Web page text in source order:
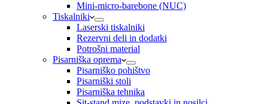
Mini-micro-barebone (NUC)
Tiskalniki
Laserski tiskalniki
Rezervni deli in dodatki
Potrošni material
Pisarniška oprema
Pisarniško pohištvo
Pisarniški stoli
Pisarniška tehnika